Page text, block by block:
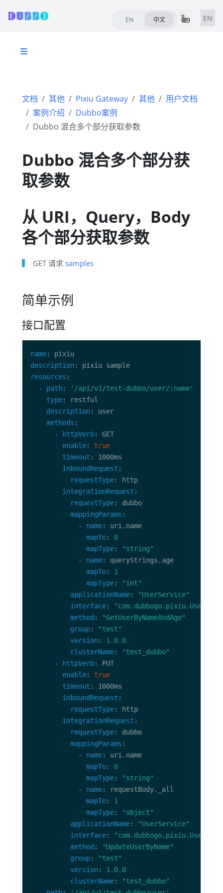
EN 中文 EN
文档 其他 Pixiu Gateway 其他
用户文档
案例介绍
Dubbo案例
Dubbo 混合多个部分获取参数
Dubbo 混合多个部分获
取参数
从 URI，Query，Body
各个部分获取参数
GET 请求 samples
简单示例
接口配置
name
description
resources
  -
path:
'/api/v1/test-dubbo/user/:name'
type
description
methods
      -
httpVerb
enable: true
timeout
inboundRequest
requestType
integrationRequest
requestType
mappingParams
            -
name
mapTo: 0
mapType:
"string"
            -
name
mapTo: 1
mapType:
"int"
applicationName:
"UserService"
interface:
method :
"GetUserByNameAndAge"
group:
"test"
version: 1.0.0
clusterName:
"test_dubbo"
      -
httpVerb
enable: true
timeout
inboundRequest
requestType
integrationRequest
requestType
mappingParams
            -
name
mapTo: 0
mapType:
"string"
            -
name
mapTo: 1
mapType:
"object"
applicationName:
"UserService"
interface:
method :
"UpdateUserByName"
group:
"test"
version: 1.0.0
clusterName:
"test_dubbo"